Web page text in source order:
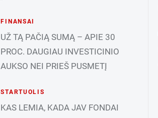
FINANSAI
UŽ TĄ PAČIĄ SUMĄ – APIE 30
PROC. DAUGIAU INVESTICINIO
AUKSO NEI PRIEŠ PUSMETĮ
STARTUOLIS
KAS LEMIA, KADA JAV FONDAI